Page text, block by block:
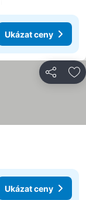
Ukázat ceny
Sdílet
Ukázat ceny